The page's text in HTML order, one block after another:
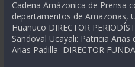
Cadena Amázonica de Prensa
departamentos de Amazonas,
Huanuco DIRECTOR
Sandoval Ucayali: Patricia Arias
Arias Padilla DIRECTOR